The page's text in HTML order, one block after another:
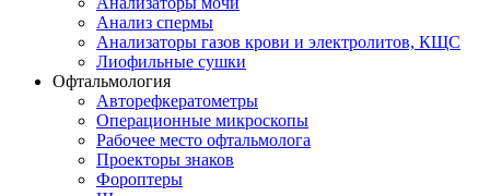
Анализ спермы
Анализаторы газов крови и электролитов, КЩС
Лиофильные сушки
Офтальмология
Авторефкератометры
Операционные микроскопы
Рабочее место офтальмолога
Проекторы знаков
Фороптеры